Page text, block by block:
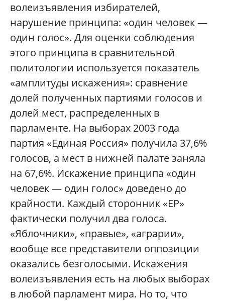
волеизъявления избирателей,
нарушение принципа: «один человек —
один голос». Для оценки соблюдения
этого принципа в сравнительной
политологии используется показатель
«амплитуды искажения»: сравнение
долей полученных партиями голосов и
долей мест, распределенных в
парламенте. На выборах 2003 года
партия «Единая Россия» получила 37,6%
голосов, а мест в нижней палате заняла
на 67,6%. Искажение принципа «один
человек — один голос» доведено до
крайности. Каждый сторонник «ЕР»
фактически получил два голоса.
«Яблочники», «правые», «аграрии»,
вообще все представители оппозиции
оказались безголосыми. Искажения
волеизъявления есть на любых выборах
в любой парламент мира. Но то, что